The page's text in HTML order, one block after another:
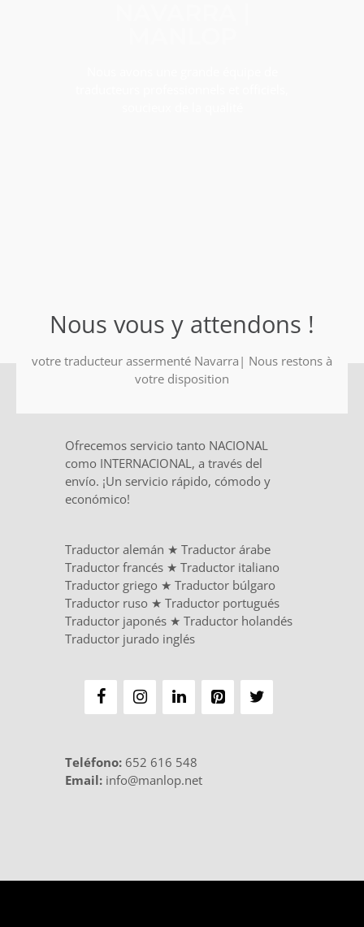
Nous vous y attendons !
votre traducteur assermenté Navarra| Nous restons à
votre disposition
Ofrecemos servicio tanto NACIONAL
como INTERNACIONAL, a través del
envío. ¡Un servicio rápido, cómodo y
económico!
Traductor alemán ★ Traductor árabe
Traductor francés ★ Traductor italiano
Traductor griego ★ Traductor búlgaro
Traductor ruso ★ Traductor portugués
Traductor japonés ★ Traductor holandés
Traductor jurado inglés
Teléfono: 652 616 548
Email: info@manlop.net